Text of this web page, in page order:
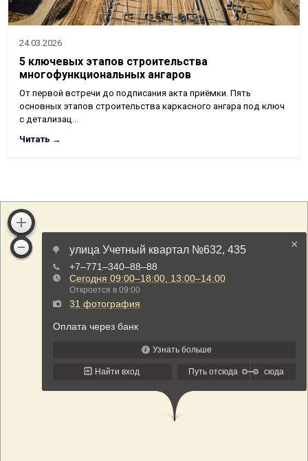
24.03.2026
5 ключевых этапов строительства
многофункциональных ангаров
От первой встречи до подписания акта приёмки. Пять
основных этапов строительства каркасного ангара под ключ
с детализац…
Читать →